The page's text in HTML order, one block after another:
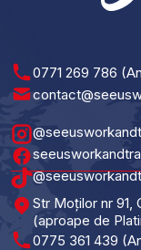
0771 269 786
Str Moților nr 91,
(aproape de
0775 361 439